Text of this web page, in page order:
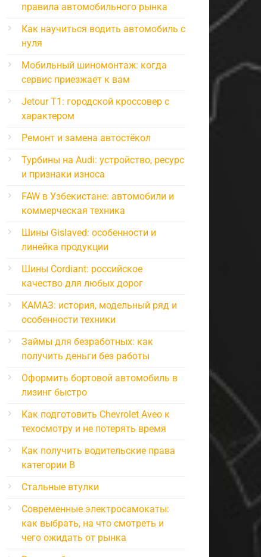
правила автомобильного рынка
Как научиться водить автомобиль с
нуля
Мобильный шиномонтаж: когда
сервис приезжает к вам
Jetour T1: городской кроссовер с
характером
Ремонт и замена автостёкол
Турбины на Audi: устройство, ресурс
и признаки износа
FAW в Узбекистане: автомобили и
коммерческая техника
Шины Gislaved: особенности и
линейка продукции
Шины Cordiant: российское
качество для любых дорог
КАМАЗ: история, модельный ряд и
особенности техники
Займы для безработных: как
получить деньги без работы
Оформить бортовой автомобиль в
лизинг быстро
Как подготовить Chevrolet Aveo к
техосмотру и не потерять время
Как получить водительские права
категории B
Стальные втулки
Современные электросамокаты:
как выбрать, на что смотреть и
чего ожидать от рынка